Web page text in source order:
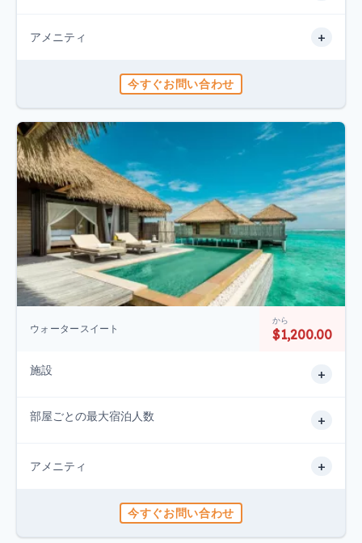
アメニティ +
今すぐお問い合わせ
ウォータースイート
から
$1,200.00
施設 +
部屋ごとの最大宿泊人数 +
アメニティ +
今すぐお問い合わせ